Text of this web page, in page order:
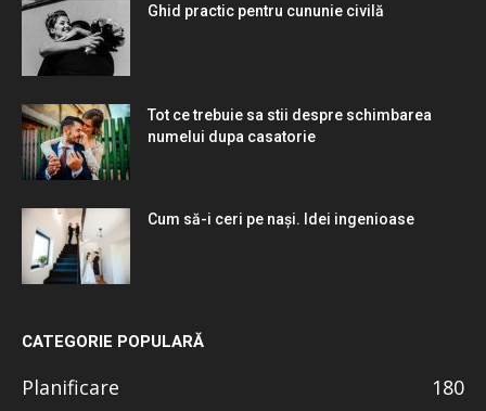
Ghid practic pentru cununie civilă
Tot ce trebuie sa stii despre schimbarea
numelui dupa casatorie
Cum să-i ceri pe nași. Idei ingenioase
CATEGORIE POPULARĂ
Planificare
180